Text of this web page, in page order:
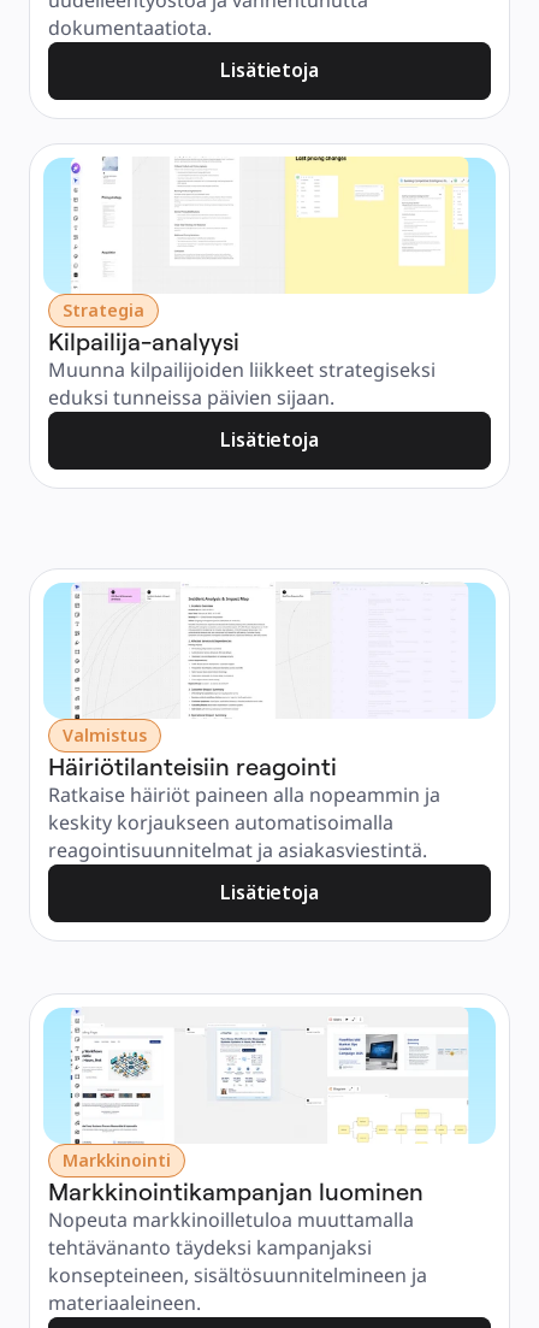
dokumentaatiota.
Lisätietoja
Strategia
Kilpailija-analyysi
Muunna kilpailijoiden liikkeet strategiseksi
eduksi tunneissa päivien sijaan.
Lisätietoja
Valmistus
Häiriötilanteisiin reagointi
Ratkaise häiriöt paineen alla nopeammin ja
keskity korjaukseen automatisoimalla
reagointisuunnitelmat ja asiakasviestintä.
Lisätietoja
Markkinointi
Markkinointikampanjan luominen
Nopeuta markkinoilletuloa muuttamalla
tehtävänanto täydeksi kampanjaksi
konsepteineen, sisältösuunnitelmineen ja
materiaaleineen.